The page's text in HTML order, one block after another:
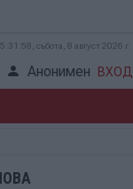
събота, 8 август 2026 г.
Анонимен ВХОД